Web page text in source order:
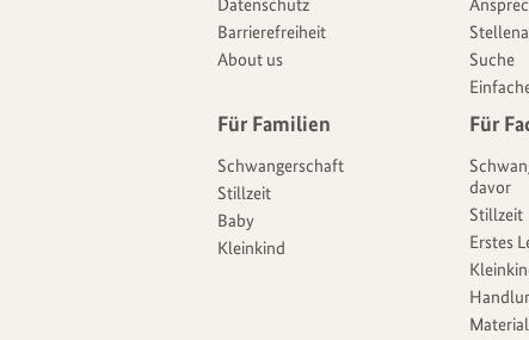
Datenschutz
Barrierefreiheit
About us
Suche
Für Familien
Schwangerschaft
Stillzeit
Baby
Kleinkind
Für
davor
Stillzeit
Erstes